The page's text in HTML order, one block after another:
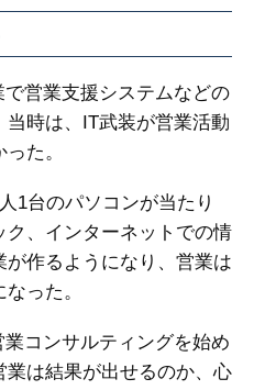
営業支援システムなどの
時は、IT武装が営業活動
た。
1台のパソコンが当たり
、インターネットでの情
作るようになり、営業は
った。
コンサルティングを始め
は結果が出せるのか、心